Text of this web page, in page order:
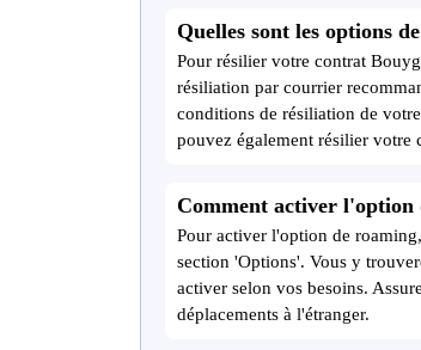
Quelles sont les options
Pour résilier votre contrat
résiliation par courrier
conditions de résiliation de
pouvez également résilier votre
Comment activer l'option
Pour activer l'option de
section 'Options'. Vous y
activer selon vos besoins.
déplacements à l'étranger.